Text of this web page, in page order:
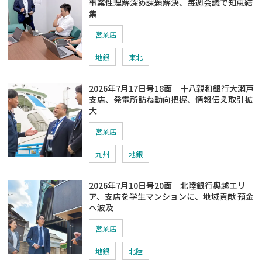
集
営業店
地銀 東北
2026年7月17日号18面 十八親和銀行大瀬戸
支店、発電所訪ね動向把握、情報伝え取引拡
大
営業店
九州 地銀
2026年7月10日号20面 北陸銀行奥越エリ
ア、支店を学生マンションに、地域貢献 預金
へ波及
営業店
地銀 北陸